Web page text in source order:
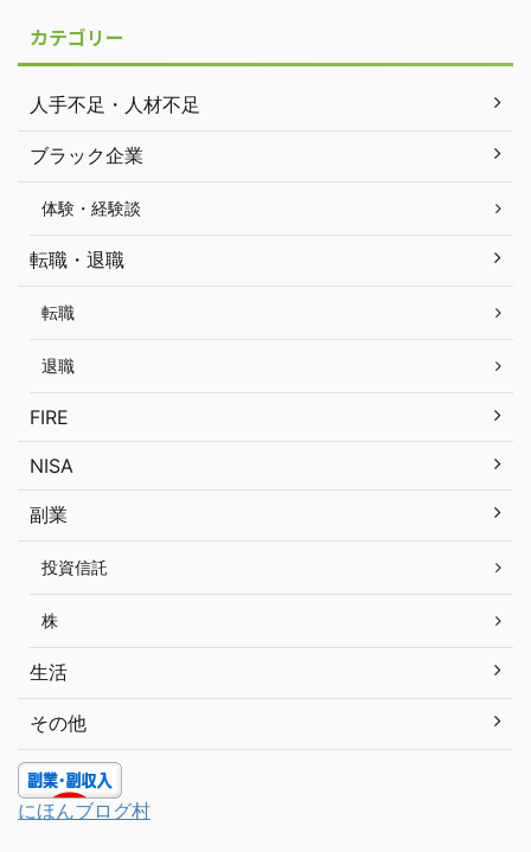
カテゴリー
人手不足・人材不足
ブラック企業
体験・経験談
転職・退職
転職
退職
FIRE
NISA
副業
投資信託
株
生活
その他
にほんブログ村